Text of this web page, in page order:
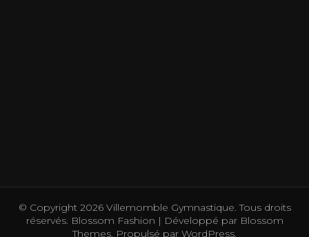
© Copyright 2026 Villemomble Gymnastique . Tous droits
réservés. Blossom Fashion | Développé parBlossom
Themes . Propulsé par WordPress